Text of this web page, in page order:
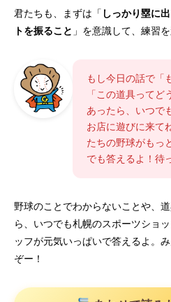
君たちも、まずは「 しっかり塁に
トを振ること 」を意識して、練習
もし今日の話で「
「この道具って
あったら、いつで
お店に遊びに来て
たちの野球がもっ
でも答えるよ！待
野球のことでわからないことや、
ら、いつでも札幌のスポーツショ
ッフが元気いっぱいで答えるよ。
ぞー！